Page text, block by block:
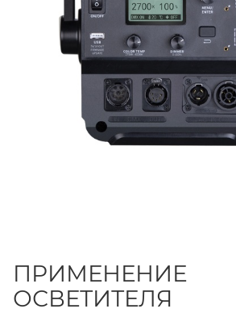
ПРИМЕНЕНИЕ
ОСВЕТИТЕЛЯ